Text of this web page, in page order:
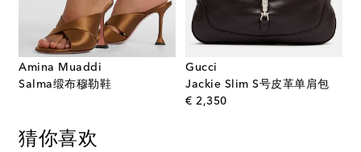
Amina Muaddi
Salma缎布穆勒鞋
Gucci
Jackie Slim S号皮革单肩包
€ 2,350original price
猜你喜欢